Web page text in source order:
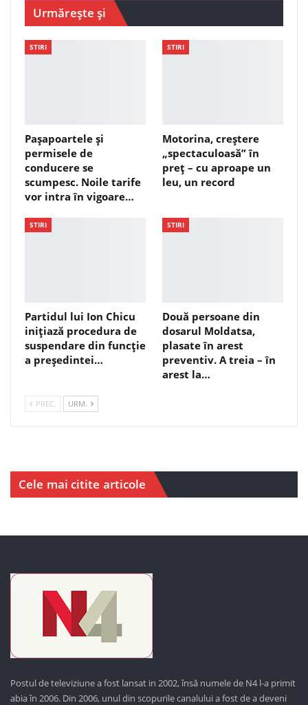
Urmărește și
STIRI
Pașapoartele și
permisele de
conducere se
scumpesc. Noile tarife
vor intra în vigoare…
STIRI
Motorina, creștere
„spectaculoasă” în
preț – cu aproape un
leu, un record
STIRI
Partidul lui Ion Chicu
inițiază procedura de
suspendare din funcție
a președintei…
STIRI
Două persoane din
dosarul Moldatsa,
plasate în arest
preventiv. A treia – în
arest la…
PREC. URM.
Cele mai citite articole
Postul de televiziune a fost lansat in 2002, însă numele de N4 l-a primit
abia în 2006. Din 2006, unul din scopurile canalului a fost de a deveni